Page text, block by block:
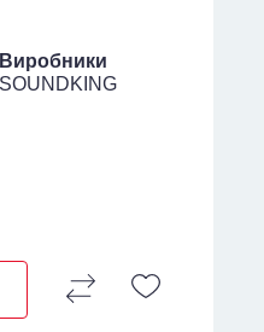
Виробники
SOUNDKING